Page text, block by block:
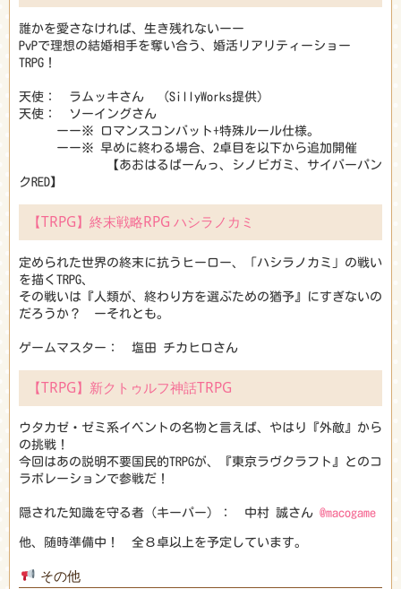
誰かを愛さなければ、生き残れないーー
PvPで理想の結婚相手を奪い合う、婚活リアリティーショー
TRPG！
天使： ラムッキさん (SillyWorks提供)
天使： ソーイングさん
ーー※ ロマンスコンバット+特殊ルール仕様。
ーー※ 早めに終わる場合、2卓目を以下から追加開催
【あおはるばーんっ、シノビガミ、サイバーパン
クRED】
【TRPG】終末戦略RPG ハシラノカミ
定められた世界の終末に抗うヒーロー、「ハシラノカミ」の戦い
を描くTRPG、
その戦いは『人類が、終わり方を選ぶための猶予』にすぎないの
だろうか？ ーそれとも。
ゲームマスター： 塩田 チカヒロさん
【TRPG】新クトゥルフ神話TRPG
ウタカゼ・ゼミ系イベントの名物と言えば、やはり『外敵』から
の挑戦！
今回はあの説明不要国民的TRPGが、『東京ラヴクラフト』とのコ
ラボレーションで参戦だ！
隠された知識を守る者（キーパー）： 中村 誠さん @macogame
他、随時準備中！ 全８卓以上を予定しています。
その他